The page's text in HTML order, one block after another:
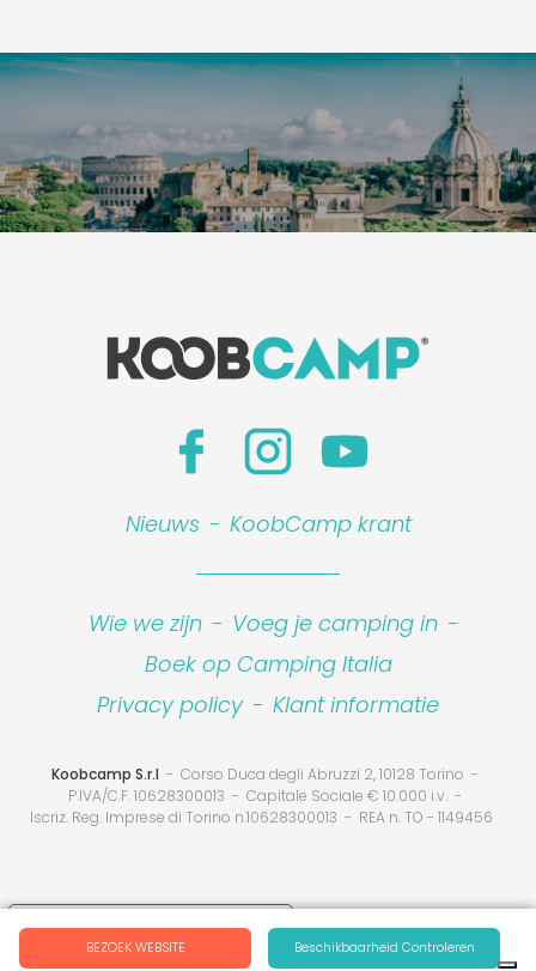
BEZOEK WEBSITE Beschikbaarheid Controleren
Nieuws - KoobCamp krant
Wie we zijn - Voeg je camping in -
Boek op Camping Italia
Privacy policy - Klant informatie
Koobcamp S.r.l
Corso Duca degli Abruzzi 2, 10128 Torino
P.IVA/C.F. 10628300013
Capitale Sociale € 10.000 i.v.
Iscriz. Reg. Imprese di Torino n.10628300013
REA n. TO - 1149456
Your Privacy Choices